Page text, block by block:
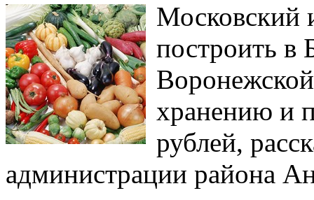
Московский
построить в
хранению и
рублей,
администрации района